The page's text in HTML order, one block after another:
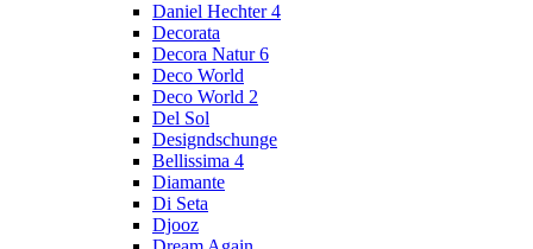
Daniel Hechter 4
Decorata
Decora Natur 6
Deco World
Deco World 2
Del Sol
Designdschunge
Bellissima 4
Diamante
Di Seta
Djooz